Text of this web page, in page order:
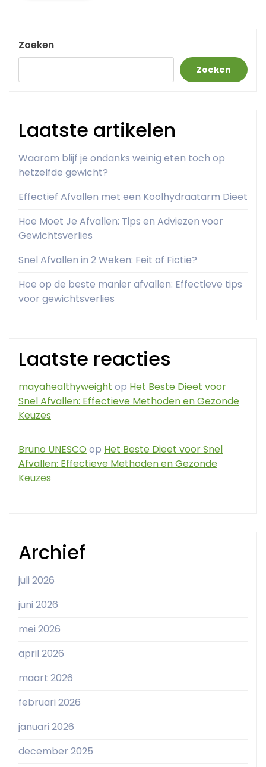
Zoeken
Zoeken
Laatste artikelen
Waarom blijf je ondanks weinig eten toch op
hetzelfde gewicht?
Effectief Afvallen met een Koolhydraatarm Dieet
Hoe Moet Je Afvallen: Tips en Adviezen voor
Gewichtsverlies
Snel Afvallen in 2 Weken: Feit of Fictie?
Hoe op de beste manier afvallen: Effectieve tips
voor gewichtsverlies
Laatste reacties
mayahealthyweight op Het Beste Dieet voor
Snel Afvallen: Effectieve Methoden en Gezonde
Keuzes
Bruno UNESCO op Het Beste Dieet voor Snel
Afvallen: Effectieve Methoden en Gezonde
Keuzes
Archief
juli 2026
juni 2026
mei 2026
april 2026
maart 2026
februari 2026
januari 2026
december 2025